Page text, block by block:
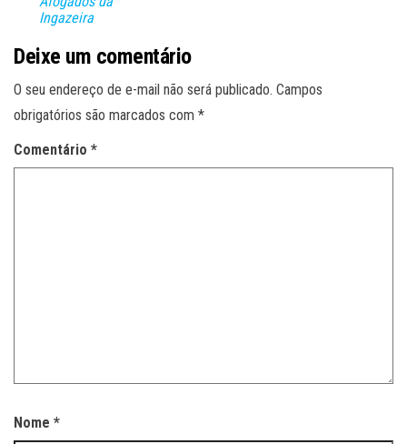
Ingazeira
Deixe um comentário
O seu endereço de e-mail não será publicado. Campos
obrigatórios são marcados com *
Comentário *
Nome *